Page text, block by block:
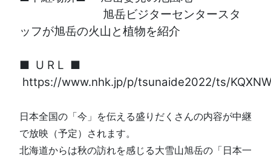
旭岳ビジターセンタースタ
ッフが旭岳の火山と植物を紹介
■ U R L ■
https://www.nhk.jp/p/tsunaide2022/ts/
日本全国の「今」を伝える盛りだくさんの内容が中継
で放映（予定）されます。
北海道からは秋の訪れを感じる大雪山旭岳の「日本一